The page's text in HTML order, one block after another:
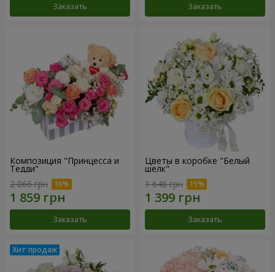
Заказать Заказать
Композиция "Принцесса и
Тедди"
2 066 грн
Заказать
Цветы в коробке "Белый
шелк"
1 646 грн
Заказать